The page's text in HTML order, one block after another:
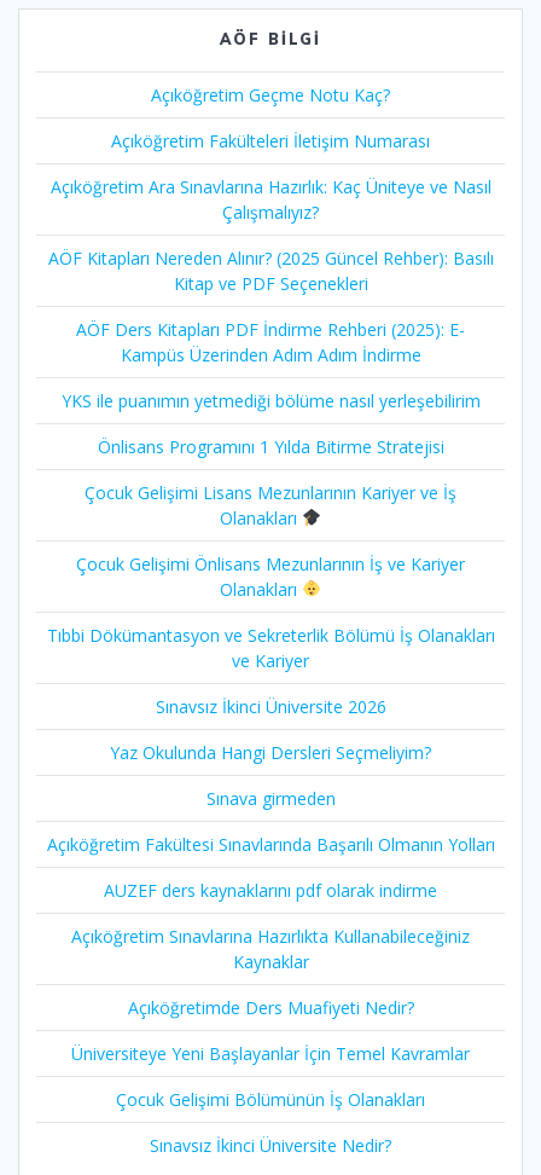
AÖF BILGI
Açıköğretim Geçme Notu Kaç?
Açıköğretim Fakülteleri İletişim Numarası
Açıköğretim Ara Sınavlarına Hazırlık: Kaç Üniteye ve Nasıl
Çalışmalıyız?
AÖF Kitapları Nereden Alınır? (2025 Güncel Rehber): Basılı
Kitap ve PDF Seçenekleri
AÖF Ders Kitapları PDF İndirme Rehberi (2025): E-
Kampüs Üzerinden Adım Adım İndirme
YKS ile puanımın yetmediği bölüme nasıl yerleşebilirim
Önlisans Programını 1 Yılda Bitirme Stratejisi
Çocuk Gelişimi Lisans Mezunlarının Kariyer ve İş
Olanakları
Çocuk Gelişimi Önlisans Mezunlarının İş ve Kariyer
Olanakları
Tıbbi Dökümantasyon ve Sekreterlik Bölümü İş Olanakları
ve Kariyer
Sınavsız İkinci Üniversite 2026
Yaz Okulunda Hangi Dersleri Seçmeliyim?
Sınava girmeden
Açıköğretim Fakültesi Sınavlarında Başarılı Olmanın Yolları
AUZEF ders kaynaklarını pdf olarak indirme
Açıköğretim Sınavlarına Hazırlıkta Kullanabileceğiniz
Kaynaklar
Açıköğretimde Ders Muafiyeti Nedir?
Üniversiteye Yeni Başlayanlar İçin Temel Kavramlar
Çocuk Gelişimi Bölümünün İş Olanakları
Sınavsız İkinci Üniversite Nedir?